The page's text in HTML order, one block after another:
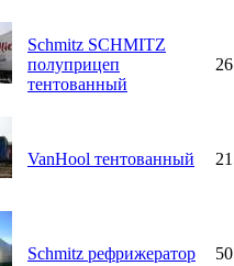
Schmitz SCHMITZ
полуприцеп
тентованный
VanHool тентованный
Schmitz рефрижератор